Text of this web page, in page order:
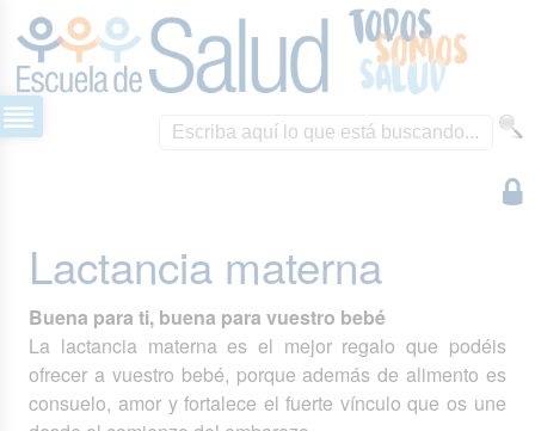
Lactancia materna
Buena para ti, buena para vuestro bebé
La lactancia materna es el mejor regalo que podéis
ofrecer a vuestro bebé, porque además de alimento es
consuelo, amor y fortalece el fuerte vínculo que os une